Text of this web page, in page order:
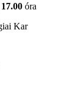
óra
Kar